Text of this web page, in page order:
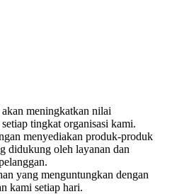
meningkatkan nilai
tingkat organisasi kami.
menyediakan produk-produk
didukung oleh layanan dan
yang menguntungkan dengan
kami setiap hari.